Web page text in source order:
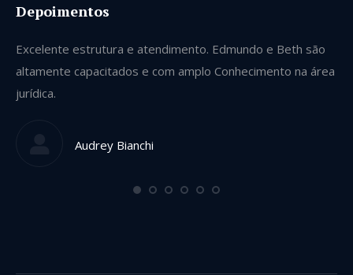
Depoimentos
Excelente estrutura e atendimento. Edmundo e Beth são
altamente capacitados e com amplo Conhecimento na área
jurídica.
Audrey Bianchi